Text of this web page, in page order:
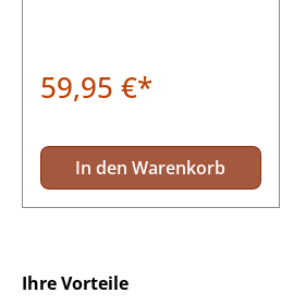
59,95 €*
In den Warenkorb
Ihre Vorteile